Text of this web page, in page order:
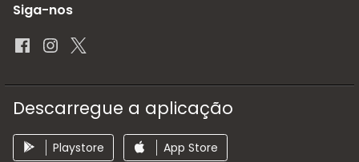
Siga-nos
Descarregue a aplicação
Playstore App Store